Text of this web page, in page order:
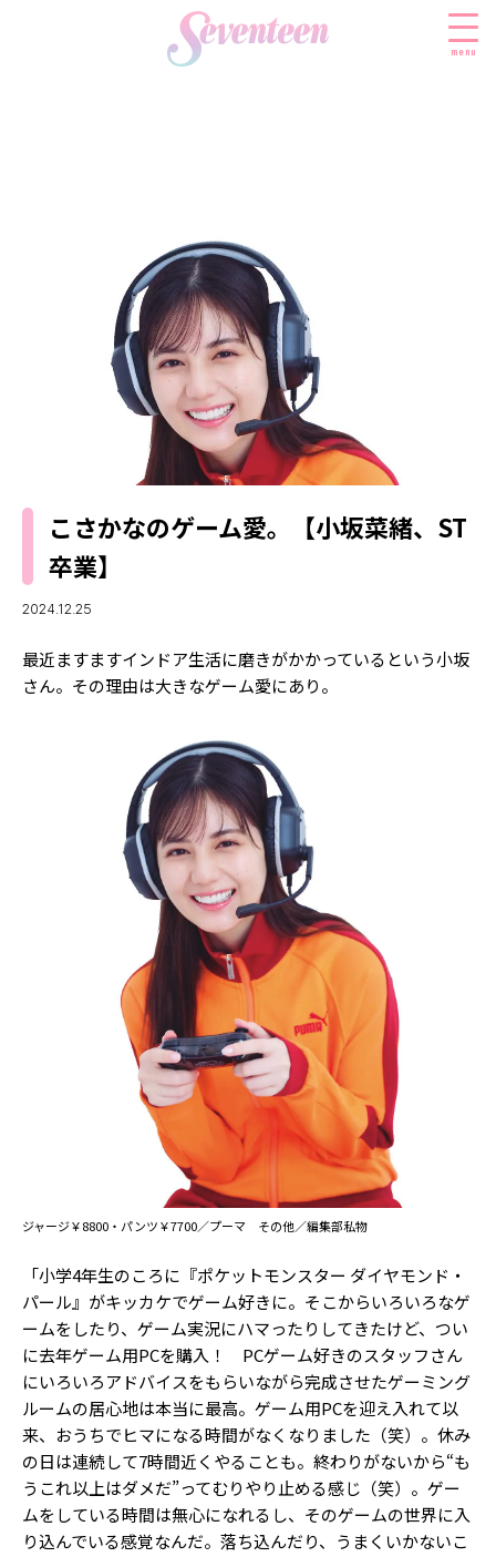
menu
ファッションニュース
モデル私服
ビューティニュース
トレンドメイク
ベストコスメ
ヘアアレンジ・ヘアケア
ボディケア
SCHOOL
スクールニュース
制服コーデ
学校ヘアメイク
勉強・受験・進路
ENTERTAINMENT
エンタメニュース
LIFESTYLE
ライフスタイルニュース
JKランキング・アワード
モデルの購入品
おでかけ
JK TREND
JKトレンドニュース
MODELS
MODEL'S BLOG
TikTok
YouTube
ゲッターズ飯田
MISS SEVENTEEN
ミスセブンティーンニュース
MAGAZINE
バックナンバー
INFORMATION
について
Follow us
ST member
新規会員登録・ログイン
こさかなのゲーム愛。【小坂菜緒、ST
卒業】
2024.12.25
最近ますますインドア生活に磨きがかかっているという小坂
さん。その理由は大きなゲーム愛にあり。
ジャージ￥8800・パンツ￥7700／プーマ その他／編集部私物
「小学4年生のころに『ポケットモンスター ダイヤモンド・
パール』がキッカケでゲーム好きに。そこからいろいろなゲ
ームをしたり、ゲーム実況にハマったりしてきたけど、つい
に去年ゲーム用PCを購入！ PCゲーム好きのスタッフさん
にいろいろアドバイスをもらいながら完成させたゲーミング
ルームの居心地は本当に最高。ゲーム用PCを迎え入れて以
来、おうちでヒマになる時間がなくなりました（笑）。休み
の日は連続して7時間近くやることも。終わりがないから“も
うこれ以上はダメだ”ってむりやり止める感じ（笑）。ゲー
ムをしている時間は無心になれるし、そのゲームの世界に入
り込んでいる感覚なんだ。落ち込んだり、うまくいかないこ